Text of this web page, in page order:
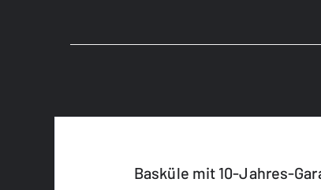
Basküle mit 10-Jahres-